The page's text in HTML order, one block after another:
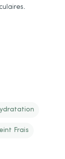
Frais